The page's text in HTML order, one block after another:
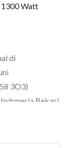
1300Watt
di
3O3)
Bekasi